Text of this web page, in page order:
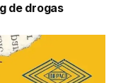
de drogas